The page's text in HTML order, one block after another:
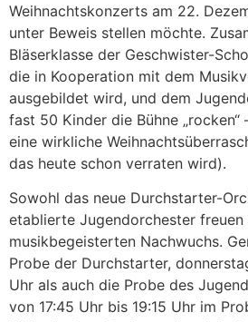
Weihnachtskonzerts am 22.
unter Beweis stellen möchte.
Bläserklasse der Geschwister-
die in Kooperation mit dem
ausgebildet wird, und dem
fast 50 Kinder die Bühne „rocken“
eine wirkliche
das heute schon verraten wird).
Sowohl das neue Durchstarter-
etablierte Jugendorchester
musikbegeisterten Nachwuchs.
Probe der Durchstarter,
Uhr als auch die Probe des
von 17:45 Uhr bis 19:15 Uhr im